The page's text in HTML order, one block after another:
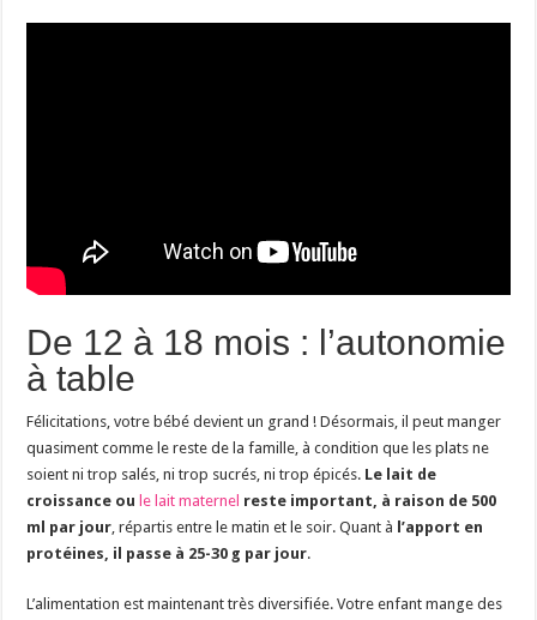
De 12 à 18 mois : l’autonomie
à table
Félicitations, votre bébé devient un grand ! Désormais, il peut manger
quasiment comme le reste de la famille, à condition que les plats ne
soient ni trop salés, ni trop sucrés, ni trop épicés. Le lait de
croissance ou le lait maternel reste important, à raison de 500
ml par jour, répartis entre le matin et le soir. Quant à l’apport en
protéines, il passe à 25-30 g par jour.
L’alimentation est maintenant très diversifiée. Votre enfant mange des